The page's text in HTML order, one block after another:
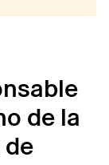
de la